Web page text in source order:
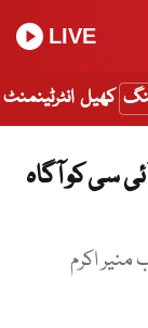
LIVE
کھیل انٹرٹینمنٹ
سی کو آگاہ
اکرم